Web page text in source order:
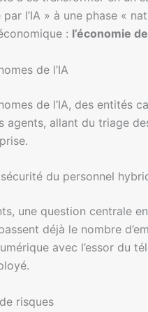
par l’IA » à une phase «
: l’économie de
de l’IA
de l’IA, des entités
agents, allant du triage
du personnel
une question centrale
déjà le nombre
avec l’essor du
risques